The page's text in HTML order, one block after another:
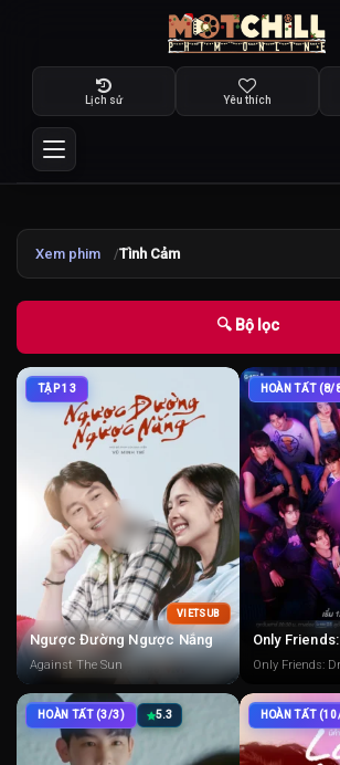
Lịch sử Yêu thích
Xem phim Tình Cảm
🔍 Bộ lọc
TẬP 13
VIETSUB
Ngược Đường Ngược Nắng
Against The Sun
HOÀN TẤT (8/
Only
Only Friends:
HOÀN TẤT (3/3) 5.3 HOÀN TẤT